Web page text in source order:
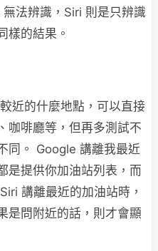
法辨識，Siri 則是只辨識
樣的結果。
近的什麼地點，可以直接
咖啡廳等，但再多測試不
同。 Google 講離我最近
是提供你加油站列表，而
講離最近的加油站時，
是問附近的話，則才會顯